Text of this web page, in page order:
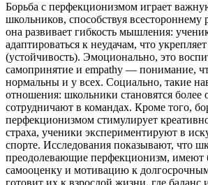
Борьба с перфекционизмом играет
школьников, способствуя всестороннему
она развивает гибкость мышления:
адаптироваться к неудачам, что
(устойчивость). Эмоционально, это
самопринятие и empathy — понимание,
нормальны и у всех. Социально, такие
отношения: школьники становятся более
сотрудничают в командах. Кроме того,
перфекционизмом стимулирует
страха, ученики экспериментируют в
спорте. Исследования показывают, что
преодолевающие перфекционизм, имеют
самооценку и мотивацию к